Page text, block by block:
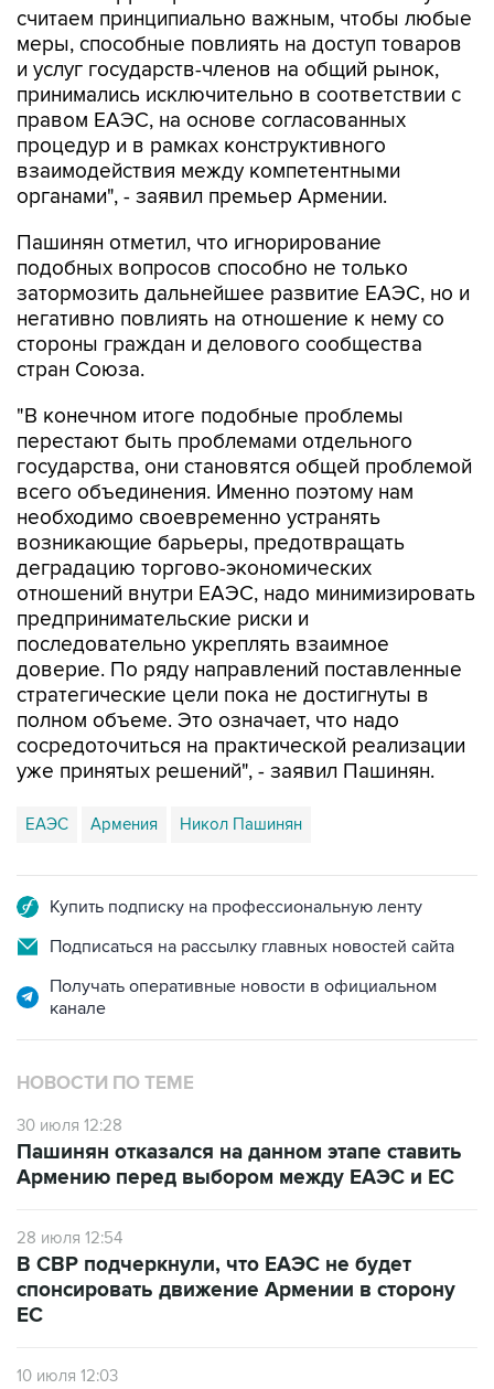
считаем принципиально важным, чтобы любые
меры, способные повлиять на доступ товаров
и услуг государств-членов на общий рынок,
принимались исключительно в соответствии с
правом ЕАЭС, на основе согласованных
процедур и в рамках конструктивного
взаимодействия между компетентными
органами", - заявил премьер Армении.
Пашинян отметил, что игнорирование
подобных вопросов способно не только
затормозить дальнейшее развитие ЕАЭС, но и
негативно повлиять на отношение к нему со
стороны граждан и делового сообщества
стран Союза.
"В конечном итоге подобные проблемы
перестают быть проблемами отдельного
государства, они становятся общей проблемой
всего объединения. Именно поэтому нам
необходимо своевременно устранять
возникающие барьеры, предотвращать
деградацию торгово-экономических
отношений внутри ЕАЭС, надо минимизировать
предпринимательские риски и
последовательно укреплять взаимное
доверие. По ряду направлений поставленные
стратегические цели пока не достигнуты в
полном объеме. Это означает, что надо
сосредоточиться на практической реализации
уже принятых решений", - заявил Пашинян.
ЕАЭС Армения Никол Пашинян
Купить подписку на профессиональную ленту
Подписаться на рассылку главных новостей сайта
Получать оперативные новости в официальном
канале
НОВОСТИ ПО ТЕМЕ
30 июля 12:28
Пашинян отказался на данном этапе ставить
Армению перед выбором между ЕАЭС и ЕС
28 июля 12:54
В СВР подчеркнули, что ЕАЭС не будет
спонсировать движение Армении в сторону
ЕС
10 июля 12:03